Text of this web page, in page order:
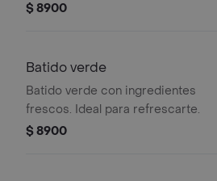
$ 8900
Batido verde
Batido verde con ingredientes
frescos. Ideal para refrescarte.
$ 8900